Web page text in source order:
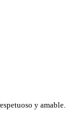
y amable.